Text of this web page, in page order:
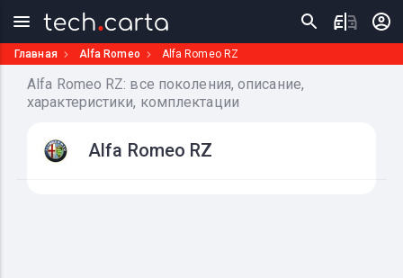
Главная Alfa Romeo Alfa Romeo RZ
Alfa Romeo RZ: все поколения, описание,
характеристики, комплектации
Alfa Romeo RZ